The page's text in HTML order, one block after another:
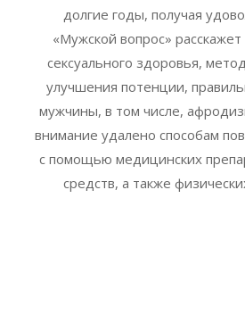
долгие годы, получая
«Мужской вопрос»
сексуального здоровья,
улучшения потенции,
мужчины, в том числе,
внимание удалено способам
с помощью медицинских
средств, а также